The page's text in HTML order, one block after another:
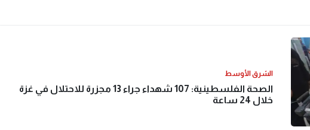
الشرق الأوسط
الصحة الفلسطينية: 107 شهداء جراء 13 مجزرة للاحتلال في غزة
خلال 24 ساعة